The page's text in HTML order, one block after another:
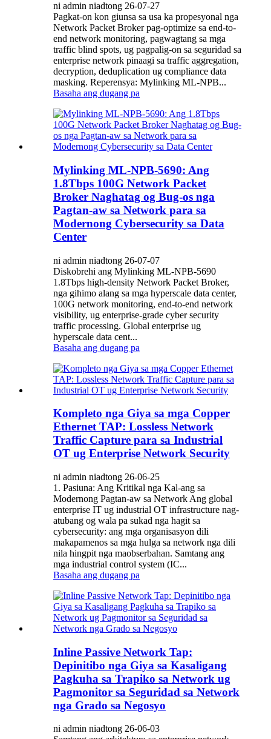
ni admin niadtong 26-07-27
Pagkat-on kon giunsa sa usa ka propesyonal nga
Network Packet Broker pag-optimize sa end-to-
end network monitoring, pagwagtang sa mga
traffic blind spots, ug pagpalig-on sa seguridad sa
enterprise network pinaagi sa traffic aggregation,
decryption, deduplication ug compliance data
masking. Reperensya: Mylinking ML-NPB...
Basaha ang dugang pa
Mylinking ML-NPB-5690: Ang
1.8Tbps 100G Network Packet
Broker Naghatag og Bug-os nga
Pagtan-aw sa Network para sa
Modernong Cybersecurity sa Data
Center
ni admin niadtong 26-07-07
Diskobrehi ang Mylinking ML-NPB-5690
1.8Tbps high-density Network Packet Broker,
nga gihimo alang sa mga hyperscale data center,
100G network monitoring, end-to-end network
visibility, ug enterprise-grade cyber security
traffic processing. Global enterprise ug
hyperscale data cent...
Basaha ang dugang pa
Kompleto nga Giya sa mga Copper
Ethernet TAP: Lossless Network
Traffic Capture para sa Industrial
OT ug Enterprise Network Security
ni admin niadtong 26-06-25
1. Pasiuna: Ang Kritikal nga Kal-ang sa
Modernong Pagtan-aw sa Network Ang global
enterprise IT ug industrial OT infrastructure nag-
atubang og wala pa sukad nga hagit sa
cybersecurity: ang mga organisasyon dili
makapamenos sa mga hulga sa network nga dili
nila hingpit nga maobserbahan. Samtang ang
mga industrial control system (IC...
Basaha ang dugang pa
Inline Passive Network Tap:
Depinitibo nga Giya sa Kasaligang
Pagkuha sa Trapiko sa Network ug
Pagmonitor sa Seguridad sa Network
nga Grado sa Negosyo
ni admin niadtong 26-06-03